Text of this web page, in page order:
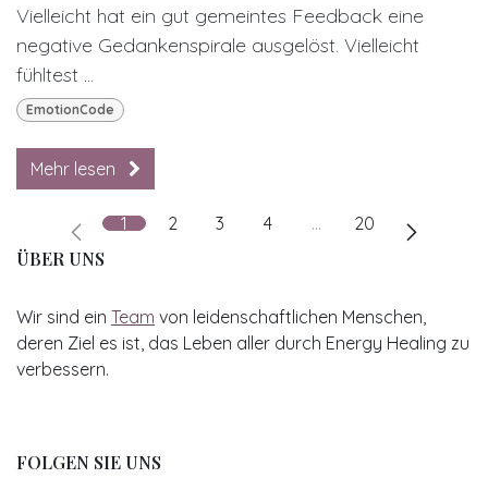
Vielleicht hat ein gut gemeintes Feedback eine
negative Gedankenspirale ausgelöst. Vielleicht
fühltest ...
EmotionCode
Mehr lesen
1 2 3 4 … 20
ÜBER UNS
Wir sind ein Team von leidenschaftlichen Menschen,
deren Ziel es ist, das Leben aller durch Energy Healing zu
verbessern.
FOLGEN SIE UNS